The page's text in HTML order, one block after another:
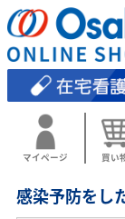
マイページ 買い
感染予防をし